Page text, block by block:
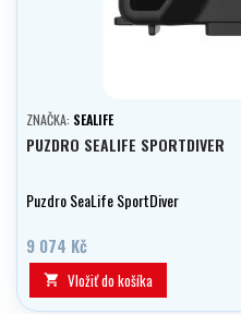
ZNAČKA: SEALIFE
PUZDRO SEALIFE SPORTDIVER
Puzdro SeaLife SportDiver
9 074 Kč
 Vložiť do košíka